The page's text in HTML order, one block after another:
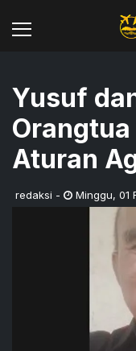
Yusuf
Aturan
redaksi - Minggu, 01